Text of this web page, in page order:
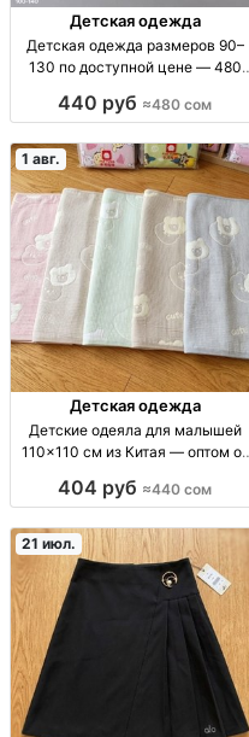
Детская одежда
Детская одежда размеров 90–
130 по доступной цене — 480
480 сом
440 руб ≈480 сом
1 авг.
Детская одежда
Детские одеяла для малышей
110×110 см из Китая — оптом от
110×110 см, разн. расцв., опт от
404 руб ≈440 сом
21 июл.